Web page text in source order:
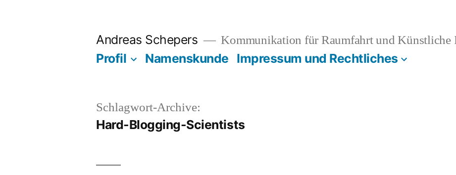
Andreas Schepers Kommunikation für Raumfahrt und Künstliche
Profil Namenskunde Impressum und Rechtliches
Schlagwort-Archive:
Hard-Blogging-Scientists